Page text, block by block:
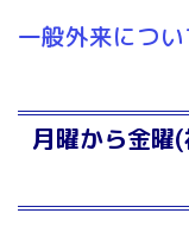
一般外来につい
月曜から金